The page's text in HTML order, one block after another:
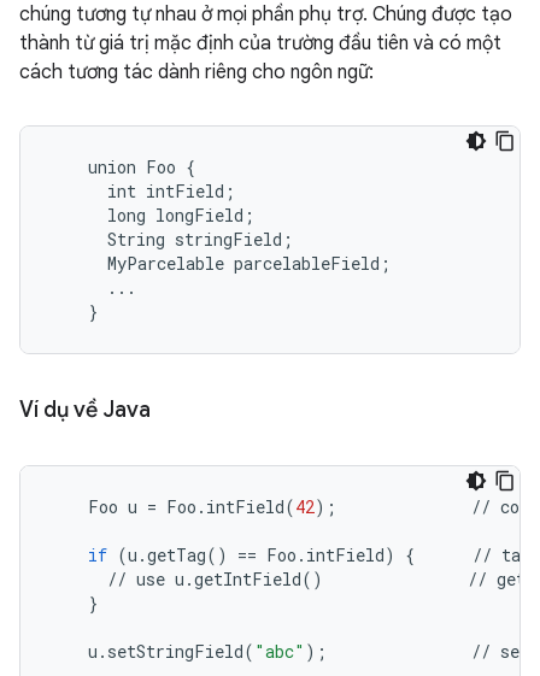
chúng tương tự nhau ở mọi phần phụ trợ. Chúng được tạo
thành từ giá trị mặc định của trường đầu tiên và có một
cách tương tác dành riêng cho ngôn ngữ:
    union Foo {
      int intField;
      long longField;
      String stringField;
      MyParcelable parcelableField;
      ...
Ví dụ về Java
Foo u = Foo . intField(42); //
if (u .getTag() == Foo . intField) { // tag
// use u .getIntField() //
}
u . setStringField( "abc" ); //